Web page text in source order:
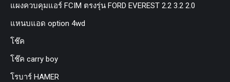
แผงควบคุมแอร์ FCIM ตรงรุ่น FORD EVEREST 2.2 3.2 2.0
แหนบแอด option 4wd
โช๊ค
โช๊ค carry boy
โรบาร์ HAMER